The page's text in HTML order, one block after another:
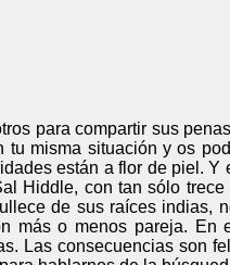
para compartir sus
misma situación y os
están a flor de piel. Y
Hiddle, con tan sólo
de sus raíces indias,
más o menos pareja. En
Las consecuencias son